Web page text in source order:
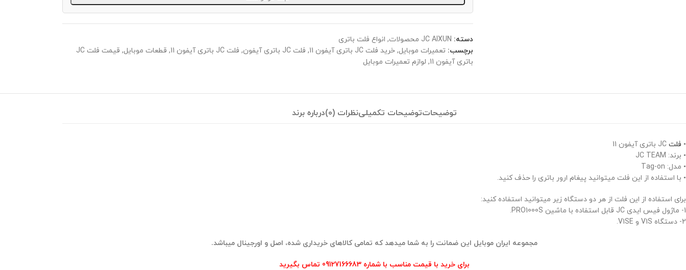
دسته: JC AIXUN محصولات , انواع فلت باتری
برچسب: تعمیرات موبایل, خرید فلت JC باتری آیفون 11 , فلت JC باتری آیفون , فلت JC باتری آیفون 11 , قطعات موبایل,
قیمت فلت JC
باتری آیفون 11
, لوازم تعمیرات موبایل
توضیحاتتوضیحات تکمیلینظرات (0) درباره برند
• فلت
• برند: JC TEAM
• مدل: Tag-on
• با استفاده از این فلت میتوانید پیغام ارور باتری را حذف کنید.
برای استفاده از این فلت از هر دو دستگاه زیر میتوانید استفاده کنید:
1- ماژول فیس ایدی JC قابل استفاده با ماشین PRO1000S.
2- دستگاه V1S و V1SE.
مجموعه ایران موبایل این ضمانت را به شما میدهد که تمامی کالاهای خریداری شده، اصل و اورجینال میباشد.
برای خرید با قیمت مناسب با شماره 09127166683 تماس بگیرید